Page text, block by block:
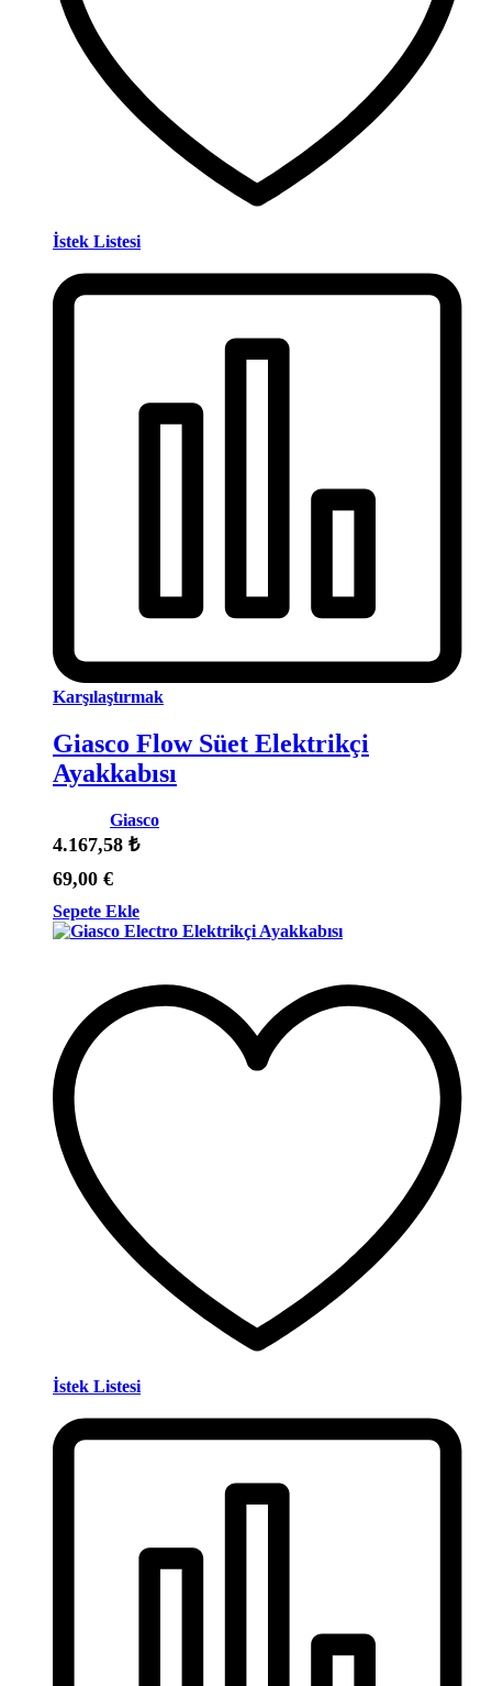
İstek Listesi
Karşılaştırmak
Giasco Flow Süet Elektrikçi
Ayakkabısı
Giasco
4.167,58 ₺
69,00 €
Sepete Ekle
İstek Listesi